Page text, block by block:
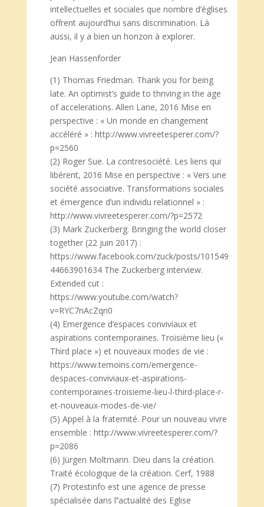
intellectuelles et sociales que nombre d’églises
offrent aujourd’hui sans discrimination. Là
aussi, il y a bien un horizon à explorer.
Jean Hassenforder
(1) Thomas Friedman. Thank you for being
late. An optimist’s guide to thriving in the age
of accelerations. Allen Lane, 2016 Mise en
perspective : « Un monde en changement
accéléré » : http://www.vivreetesperer.com/?
p=2560
(2) Roger Sue. La contresociété. Les liens qui
libérent, 2016 Mise en perspective : « Vers une
société associative. Transformations sociales
et émergence d’un individu relationnel » :
http://www.vivreetesperer.com/?p=2572
(3) Mark Zuckerberg. Bringing the world closer
together (22 juin 2017) :
https://www.facebook.com/zuck/posts/101549
44663901634 The Zuckerberg interview.
Extended cut :
https://www.youtube.com/watch?
v=RYC7nAcZqn0
(4) Emergence d’espaces conviviaux et
aspirations contemporaines. Troisième lieu («
Third place ») et nouveaux modes de vie :
https://www.temoins.com/emergence-
despaces-conviviaux-et-aspirations-
contemporaines-troisieme-lieu-l-third-place-r-
et-nouveaux-modes-de-vie/
(5) Appel à la fraternité. Pour un nouveau vivre
ensemble : http://www.vivreetesperer.com/?
p=2086
(6) Jürgen Moltmann. Dieu dans la création.
Traité écologique de la création. Cerf, 1988
(7) Protestinfo est une agence de presse
spécialisée dans l’’actualité des Eglise